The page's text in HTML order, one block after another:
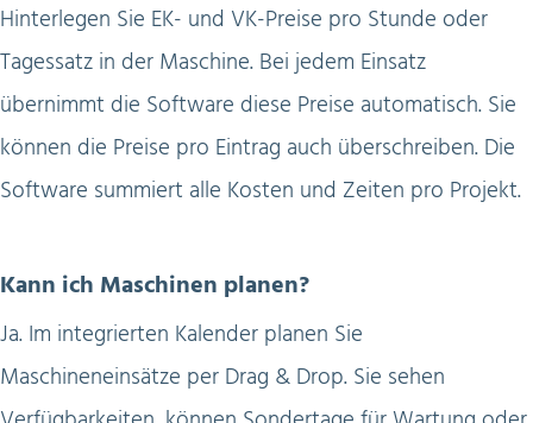
Hinterlegen Sie EK- und VK-Preise pro Stunde oder
Tagessatz in der Maschine. Bei jedem Einsatz
übernimmt die Software diese Preise automatisch. Sie
können die Preise pro Eintrag auch überschreiben. Die
Software summiert alle Kosten und Zeiten pro Projekt.
Kann ich Maschinen planen?
Ja. Im integrierten Kalender planen Sie
Maschineneinsätze per Drag & Drop. Sie sehen